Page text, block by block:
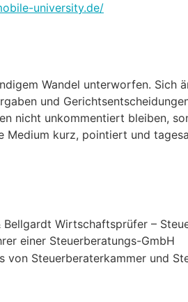
university.de/
Wandel unterworfen. Sich
und
nicht unkommentiert bleiben,
Medium kurz, pointiert und
Bellgardt Wirtschaftsprüfer –
einer Steuerberatungs-GmbH
von Steuerberaterkammer und